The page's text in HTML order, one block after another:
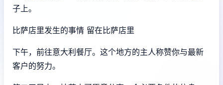
子上。
比萨店里发生的事情 留在比萨店里
下午，前往意大利餐厅。这个地方的主人称赞你与最新
客户的努力。